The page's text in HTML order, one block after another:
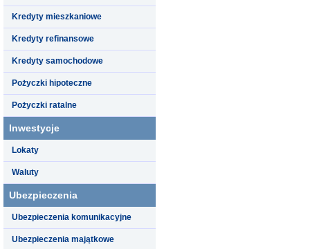
Kredyty mieszkaniowe
Kredyty refinansowe
Kredyty samochodowe
Pożyczki hipoteczne
Pożyczki ratalne
Inwestycje
Lokaty
Waluty
Ubezpieczenia
Ubezpieczenia komunikacyjne
Ubezpieczenia majątkowe